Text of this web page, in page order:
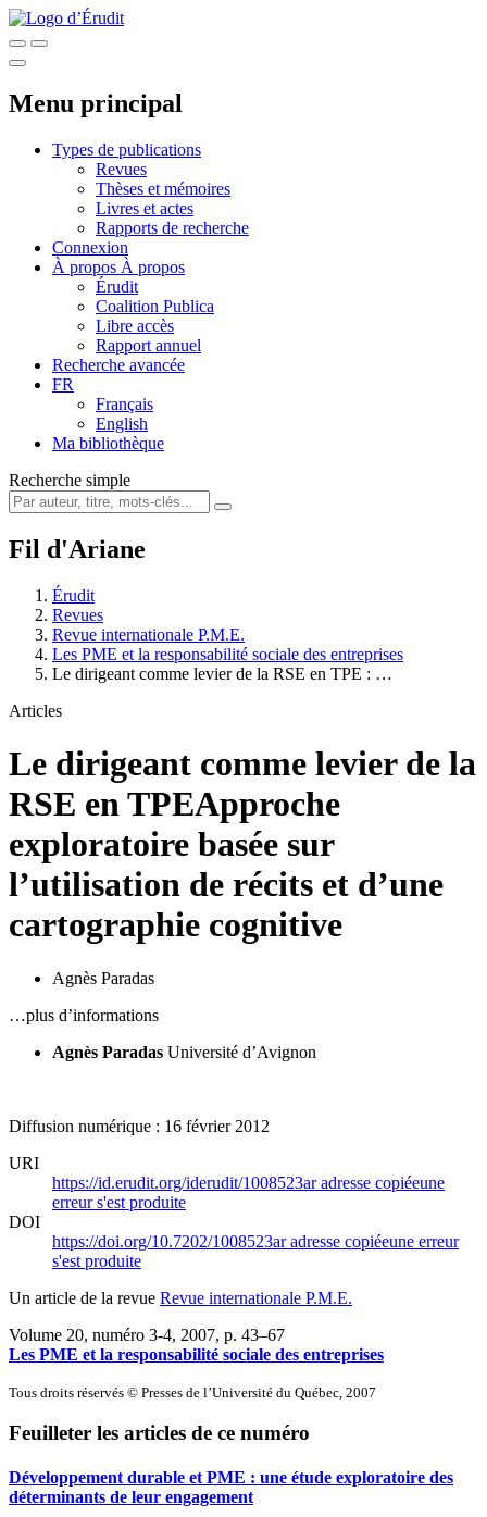
Menu principal
Types de publications
Revues
Thèses et mémoires
Livres et actes
Rapports de recherche
Connexion
À propos À propos
Érudit
Coalition Publica
Libre accès
Rapport annuel
Recherche avancée
FR
Français
English
Ma bibliothèque
Recherche simple
Fil d'Ariane
Érudit
Revues
Revue internationale P.M.E.
Les PME et la responsabilité sociale des entreprises
Le dirigeant comme levier de la RSE en TPE : …
Articles
Le dirigeant comme levier de la
RSE en TPEApproche
exploratoire basée sur
l’utilisation de récits et d’une
cartographie cognitive
Agnès Paradas
…plus d’informations
Agnès Paradas Université d’Avignon
Diffusion numérique : 16 février 2012
URI
https://id.erudit.org/iderudit/1008523aradresse copiéeune
erreur s'est produite
DOI
https://doi.org/10.7202/1008523aradresse copiéeune erreur
s'est produite
Un article de la revue Revue internationale P.M.E.
Volume 20, numéro 3-4, 2007, p. 43–67
Les PME et la responsabilité sociale des entreprises
Tous droits réservés © Presses de l’Université du Québec, 2007
Feuilleter les articles de ce numéro
Développement durable et PME : une étude exploratoire des
déterminants de leur engagement